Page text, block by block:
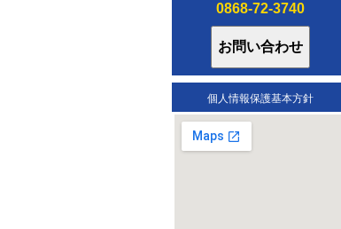
0868-72-3740
個人情報保護基本方針